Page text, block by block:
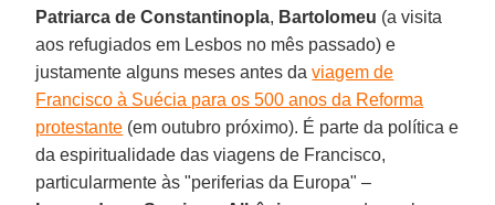
Patriarca de Constantinopla, Bartolomeu (a visita
aos refugiados em Lesbos no mês passado) e
justamente alguns meses antes daviagem de
Francisco à Suécia para os 500 anos da Reforma
protestante (em outubro próximo). É parte da política e
da espiritualidade das viagens de Francisco,
particularmente às "periferias da Europa" –